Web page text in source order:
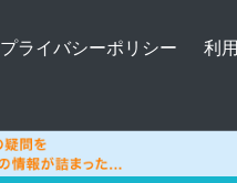
プライバシーポリシー 利